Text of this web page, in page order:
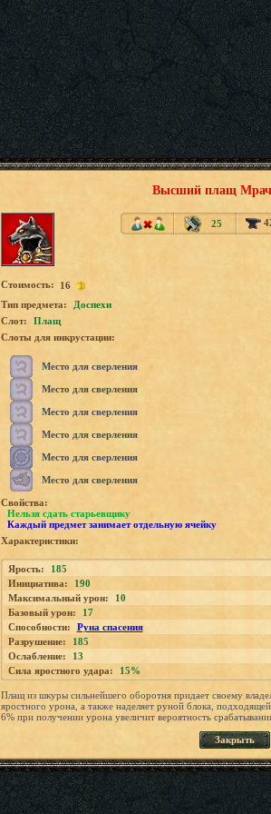
Высший плащ
25
Стоимость:
16
Tип предмета:
Доспехи
Слот:
Плащ
Слоты для инкрустации:
Место для сверления
Место для сверления
Место для сверления
Место для сверления
Место для сверления
Место для сверления
Свойства:
Нельзя сдать старьевщику
Каждый предмет занимает отдельную ячейку
Характеристики:
Ярость:
185
Инициатива:
190
Максимальный урон:
10
Базовый урон:
17
Способности:
Руна спасения
Разрушение:
185
Ослабление:
13
Сила яростного удара:
15%
Плащ из шкуры сильнейшего оборотня придает своему
яростного урона, а также наделяет руной блока,
6% при получении урона увеличит вероятность
Закрыть